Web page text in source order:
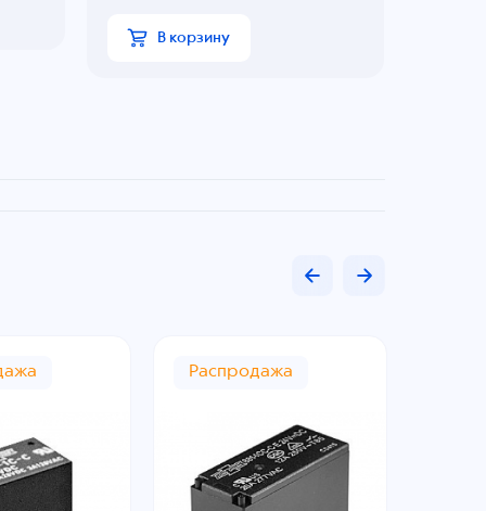
В корзину
Распродажа